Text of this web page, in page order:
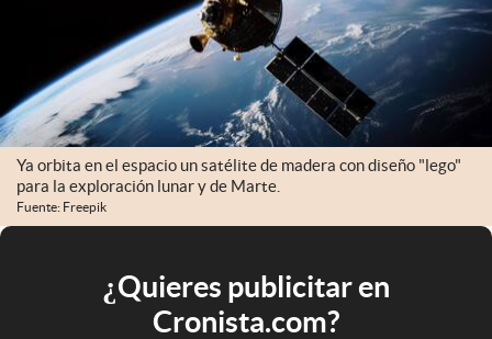
Ya orbita en el espacio un satélite de madera con diseño "lego"
para la exploración lunar y de Marte.
Fuente: Freepik
¿Quieres publicitar en
Cronista.com?